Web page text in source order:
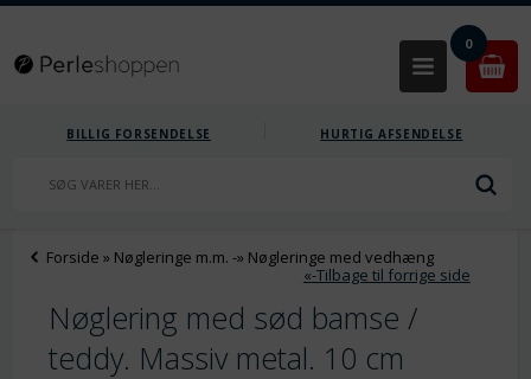
0
BILLIG FORSENDELSE HURTIG AFSENDELSE
Forside » Nøgleringe m.m. -» Nøgleringe med vedhæng
«-Tilbage til forrige side
Nøglering med sød bamse /
teddy. Massiv metal. 10 cm